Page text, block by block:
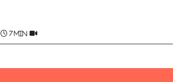
7 min